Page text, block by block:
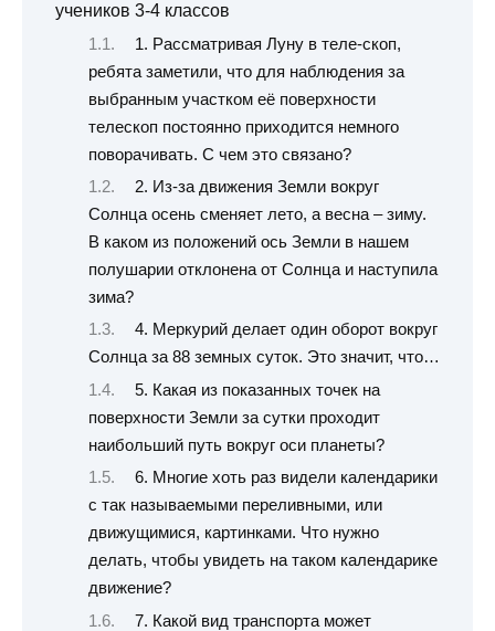
учеников 3-4 классов
1. Рассматривая Луну в теле-скоп,
ребята заметили, что для наблюдения за
выбранным участком её поверхности
телескоп постоянно приходится немного
поворачивать. С чем это связано?
2. Из-за движения Земли вокруг
Солнца осень сменяет лето, а весна – зиму.
В каком из положений ось Земли в нашем
полушарии отклонена от Солнца и наступила
зима?
4. Меркурий делает один оборот вокруг
Солнца за 88 земных суток. Это значит, что…
5. Какая из показанных точек на
поверхности Земли за сутки проходит
наибольший путь вокруг оси планеты?
6. Многие хоть раз видели календарики
с так называемыми переливными, или
движущимися, картинками. Что нужно
делать, чтобы увидеть на таком календарике
движение?
7. Какой вид транспорта может